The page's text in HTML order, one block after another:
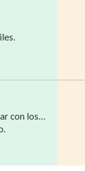
con los…